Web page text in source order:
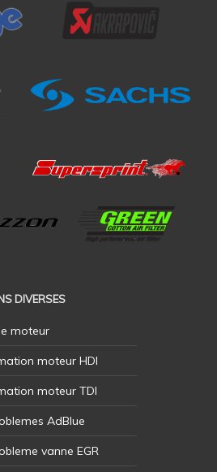
DIVERSES
moteur
moteur HDI
moteur TDI
AdBlue
vanne EGR